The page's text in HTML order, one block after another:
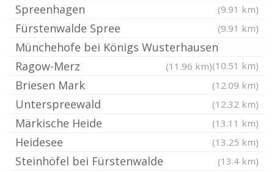
Spreenhagen (9.91 km)
Fürstenwalde Spree (9.91 km)
Münchehofe bei Königs Wusterhausen
(10.51 km)
Ragow-Merz (11.96 km)
Briesen Mark (12.09 km)
Unterspreewald (12.32 km)
Märkische Heide (13.11 km)
Heidesee (13.25 km)
Steinhöfel bei Fürstenwalde (13.4 km)